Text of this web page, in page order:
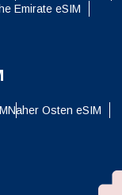
Emirate eSIM
Naher Osten eSIM